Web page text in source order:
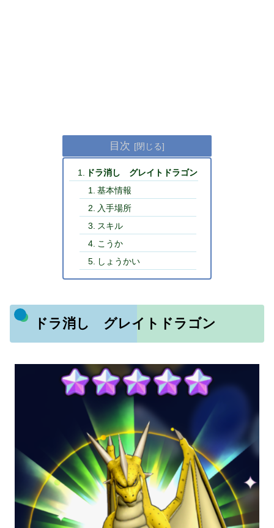
目次
ドラ消し グレイトドラゴン
基本情報
入手場所
スキル
こうか
しょうかい
ドラ消し グレイトドラゴン